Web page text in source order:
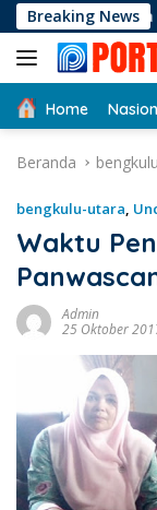
Langsung
ke
konten
Breaking News
di
Home
Beranda
bengkulu-utara,
Waktu
Admin
25 Oktober